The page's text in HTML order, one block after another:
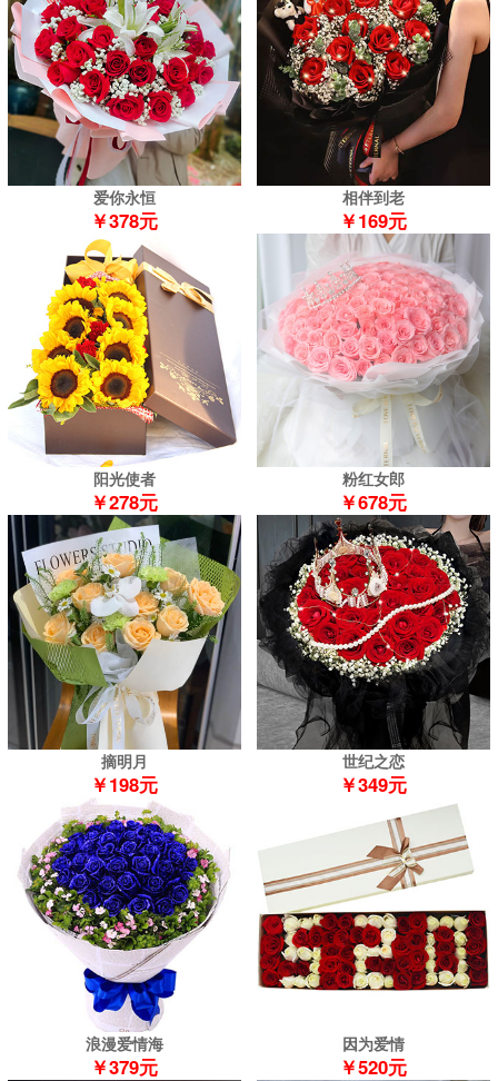
爱你永恒
￥378元
相伴到老
￥169元
阳光使者
￥278元
粉红女郎
￥678元
摘明月
￥198元
世纪之恋
￥349元
浪漫爱情海
￥379元
因为爱情
￥520元